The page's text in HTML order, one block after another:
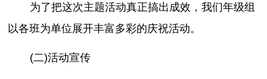
为了把这次主题活动真正搞出成效，我们年级组
以各班为单位展开丰富多彩的庆祝活动。
(二)活动宣传